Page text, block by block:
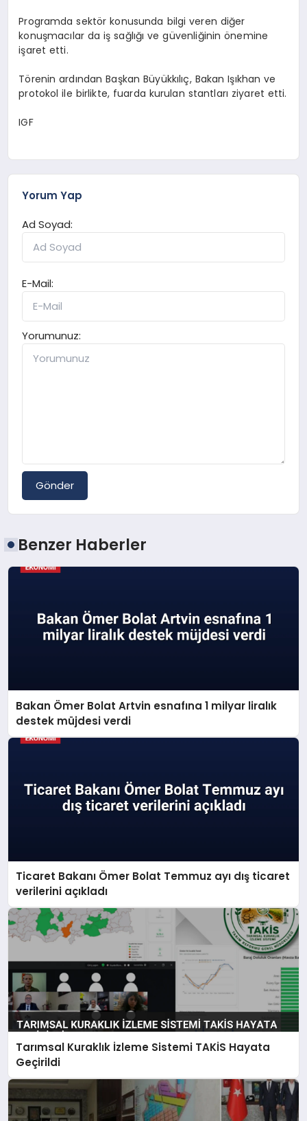
Programda sektör konusunda bilgi veren diğer
konuşmacılar da iş sağlığı ve güvenliğinin önemine
işaret etti.
Törenin ardından Başkan Büyükkılıç, Bakan Işıkhan ve
protokol ile birlikte, fuarda kurulan stantları ziyaret etti.
IGF
Yorum Yap
Ad Soyad:
E-Mail:
Yorumunuz:
Gönder
Benzer Haberler
Bakan Ömer Bolat Artvin esnafına 1 milyar liralık
destek müjdesi verdi
Ticaret Bakanı Ömer Bolat Temmuz ayı dış ticaret
verilerini açıkladı
Tarımsal Kuraklık İzleme Sistemi TAKİS Hayata
Geçirildi